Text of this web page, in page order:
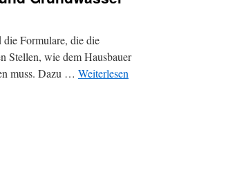
Formulare, die die
Stellen, wie dem Hausbauer
muss. Dazu … Weiterlesen